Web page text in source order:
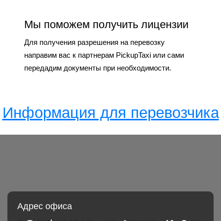
Мы поможем получить лицензии
Для получения разрешения на перевозку
направим вас к партнерам PickupTaxi или сами
передадим документы при необходимости.
Информация для перевозчика
Адрес офиса